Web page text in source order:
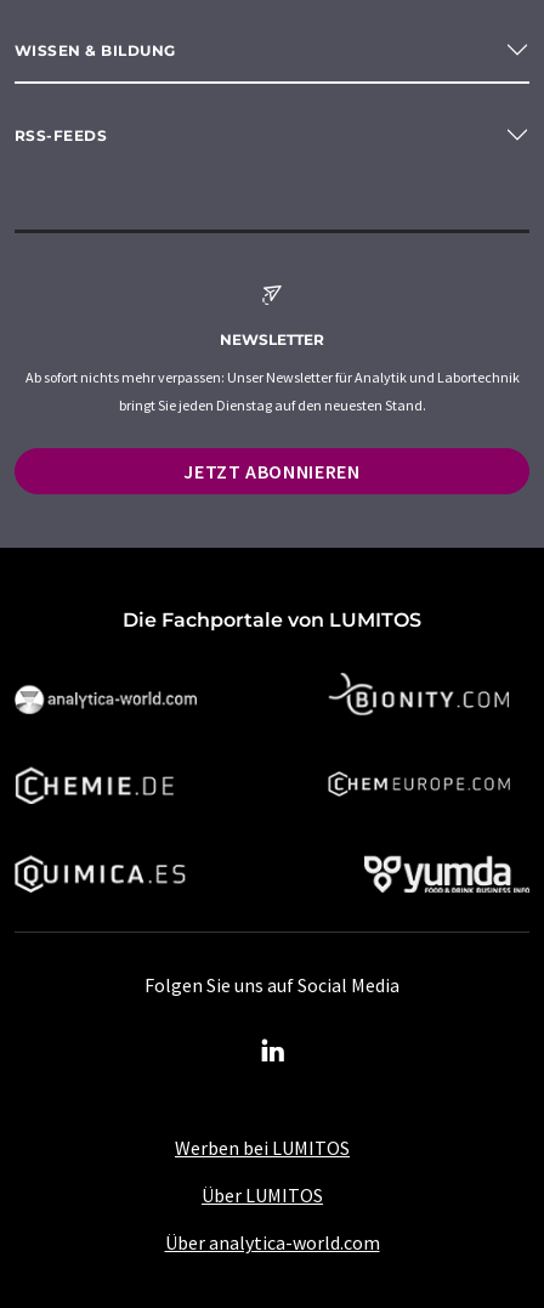
WISSEN & BILDUNG
RSS-FEEDS
NEWSLETTER
Ab sofort nichts mehr verpassen: Unser Newsletter für Analytik und Labortechnik
bringt Sie jeden Dienstag auf den neuesten Stand.
JETZT ABONNIEREN
Die Fachportale von LUMITOS
Werben bei LUMITOS
Über LUMITOS
Über analytica-world.com
Folgen Sie uns auf Social Media